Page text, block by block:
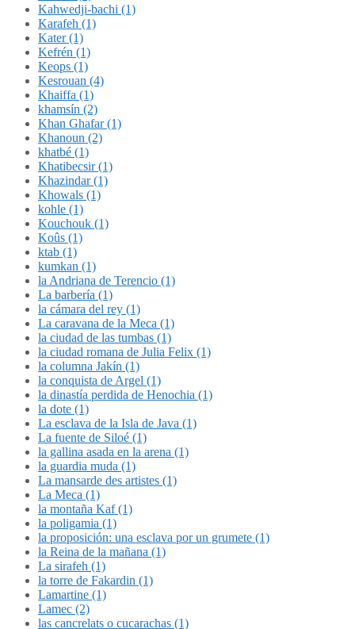
Kahwedji-bachi (1)
Karafeh (1)
Kater (1)
Kefrén (1)
Keops (1)
Kesrouan (4)
Khaiffa (1)
khamsín (2)
Khan Ghafar (1)
Khanoun (2)
khatbé (1)
Khatibecsir (1)
Khazindar (1)
Khowals (1)
kohle (1)
Kouchouk (1)
Koûs (1)
ktab (1)
kumkan (1)
la Andriana de Terencio (1)
La barbería (1)
la cámara del rey (1)
La caravana de la Meca (1)
la ciudad de las tumbas (1)
la ciudad romana de Julia Felix (1)
la columna Jakín (1)
la conquista de Argel (1)
la dinastía perdida de Henochia (1)
la dote (1)
La esclava de la Isla de Java (1)
La fuente de Siloé (1)
la gallina asada en la arena (1)
la guardia muda (1)
La mansarde des artistes (1)
La Meca (1)
la montaña Kaf (1)
la poligamia (1)
la proposición: una esclava por un grumete (1)
la Reina de la mañana (1)
La sirafeh (1)
la torre de Fakardin (1)
Lamartine (1)
Lamec (2)
las cancrelats o cucarachas (1)